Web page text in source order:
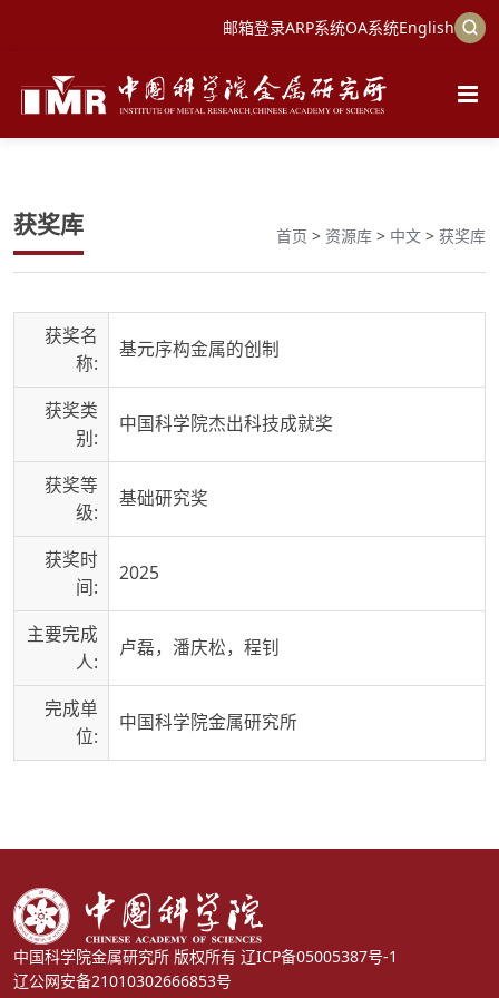
邮箱登录ARP系统OA系统English
获奖库 首页 > 资源库 > 中文 > 获奖库
获奖名
称:
基元序构金属的创制
获奖类
别:
中国科学院杰出科技成就奖
获奖等
级:
基础研究奖
获奖时
间:
2025
主要完成
人:
卢磊，潘庆松，程钊
完成单
位:
中国科学院金属研究所
中国科学院金属研究所 版权所有 辽ICP备05005387号-1
辽公网安备21010302666853号